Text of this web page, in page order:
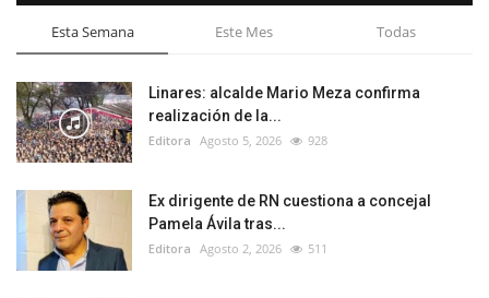
Esta Semana Este Mes Todas
Linares: alcalde Mario Meza confirma
realización de la...
Editora Agosto 5, 2026 928
Ex dirigente de RN cuestiona a concejal
Pamela Ávila tras...
Editora Agosto 2, 2026 511